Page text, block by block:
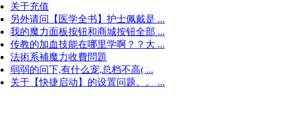
关于充值
另外请问【医学全书】护士佩戴是 ...
我的魔力面板按钮和商城按钮全部 ...
传教的加血技能在哪里学啊？？大 ...
法術系補魔力收費問題
弱弱的问下,有什么宠,总档不高( ...
关于【快捷启动】的设置问题。。 ...